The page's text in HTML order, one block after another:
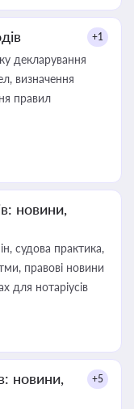
+1
декларування
визначення
правил
новини,
судова практика,
правові новини
для нотаріусів
новини,
+5